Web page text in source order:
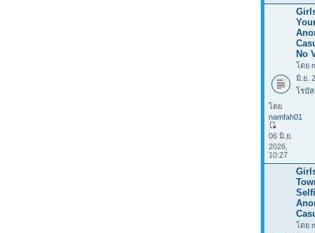
No
โดย
มิ.ย.
โรบั
โดย
namfah01
06 มิ.ย.
2026,
10:27
โดย